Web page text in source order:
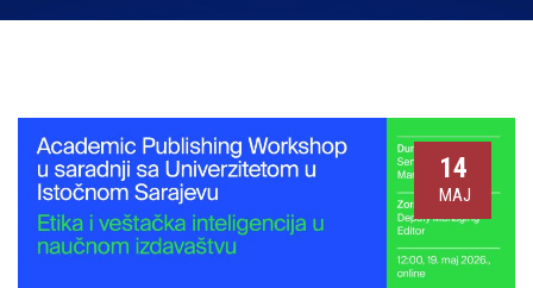
14
МАЈ